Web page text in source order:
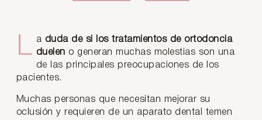
La duda de si los tratamientos de ortodoncia
duelen o generan muchas molestias son una
de las principales preocupaciones de los
pacientes.
Muchas personas que necesitan mejorar su
oclusión y requieren de un aparato dental temen